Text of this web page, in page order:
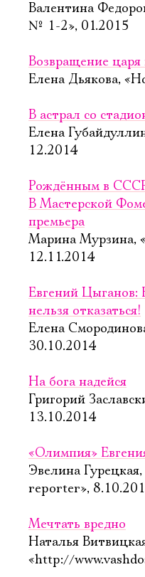
Валентина
№ 1-2», 01.2015
Возвращение царя
Елена Дьякова,
В астрал со
Елена
12.2014
Рождённым в
В Мастерской
премьера
Марина Мурзина,
12.11.2014
Евгений Цыганов:
нельзя отказаться!
Елена
30.10.2014
На бога надейся
Григорий
13.10.2014
«Олимпия»
Эвелина
reporter»,
Мечтать вредно
Наталья
«http://